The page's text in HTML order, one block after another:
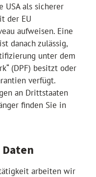
USA als sicherer
der EU
aufweisen. Eine
danach zulässig,
unter dem
(DPF) besitzt oder
verfügt.
an Drittstaaten
finden Sie in
arbeiten wir